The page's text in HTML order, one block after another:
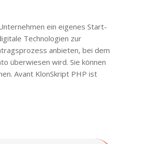
ein eigenes Start-
Technologien zur
anbieten, bei dem
überwiesen wird. Sie können
Avant KlonSkript PHP ist